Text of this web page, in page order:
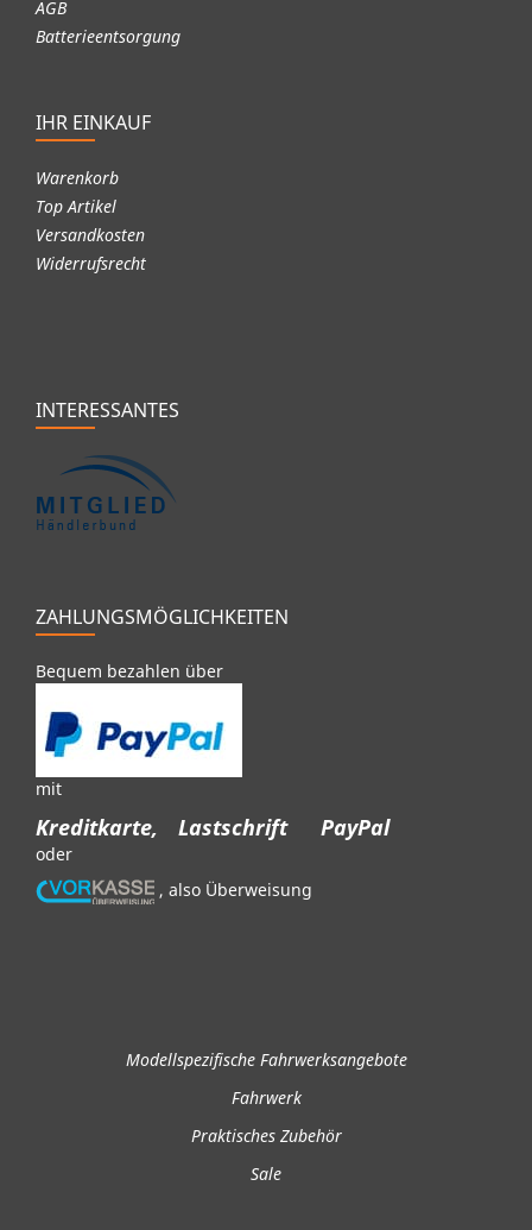
AGB
Batterieentsorgung
IHR EINKAUF
Warenkorb
Top Artikel
Versandkosten
Widerrufsrecht
INTERESSANTES
ZAHLUNGSMÖGLICHKEITEN
Bequem bezahlen über
mit
Kreditkarte, Lastschrift PayPal
oder
, also Überweisung
Modellspezifische Fahrwerksangebote
Fahrwerk
Praktisches Zubehör
Sale